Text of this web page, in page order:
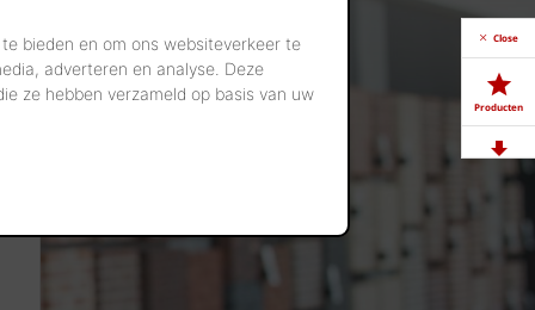
bieden en om ons websiteverkeer te
adverteren en analyse. Deze
ze hebben verzameld op basis van uw
Close
Producten
Downloads